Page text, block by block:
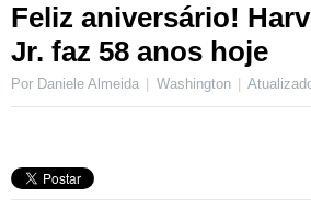
Feliz aniversário!
Jr. faz 58 anos hoje
Por Daniele Almeida Washington